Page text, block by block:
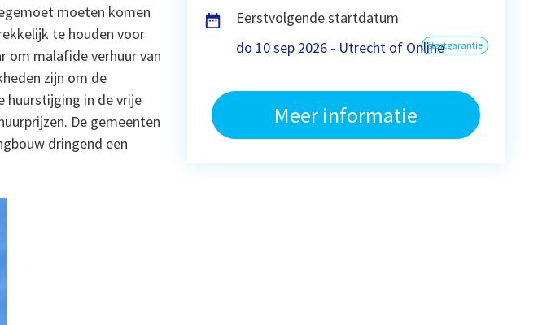
moeten komen
te houden voor
om malafide verhuur van
zijn om de
huurstijging in de vrije
De gemeenten
dringend een
Eerstvolgende startdatum
do 10 sep 2026 - Utrecht of Onlinestartgarantie
Meer informatie